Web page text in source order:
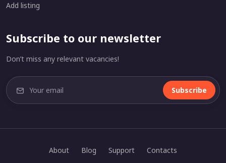
Add listing
Subscribe to our newsletter
Don’t miss any relevant vacancies!
Subscribe
About Blog Support Contacts